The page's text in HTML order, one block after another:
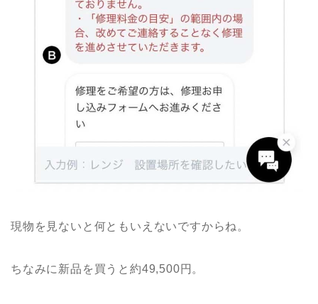
現物を見ないと何ともいえないですからね。
ちなみに新品を買うと約49,500円。